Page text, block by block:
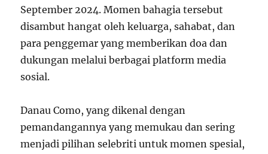
September 2024. Momen bahagia tersebut
disambut hangat oleh keluarga, sahabat, dan
para penggemar yang memberikan doa dan
dukungan melalui berbagai platform media
sosial.
Danau Como, yang dikenal dengan
pemandangannya yang memukau dan sering
menjadi pilihan selebriti untuk momen spesial,